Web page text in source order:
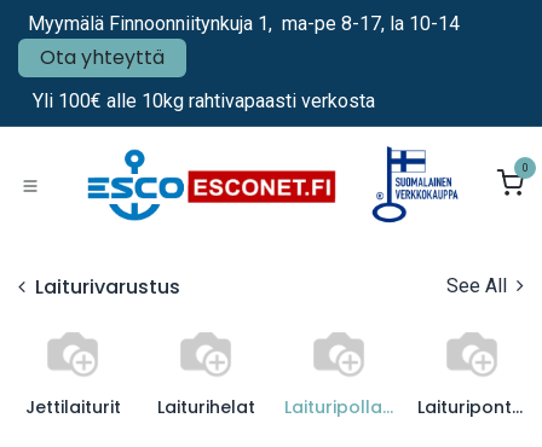
Siirry sisältöön
Myymälä Finnoonniitynkuja 1, ma-pe 8-17, la 10-14
Ota yhteyttä
Yli 100€ alle 10kg rahtivapaasti verkosta
0
Laiturivarustus See All
Jettilaiturit Laiturihelat Laituripollarit Laituriponttoonit